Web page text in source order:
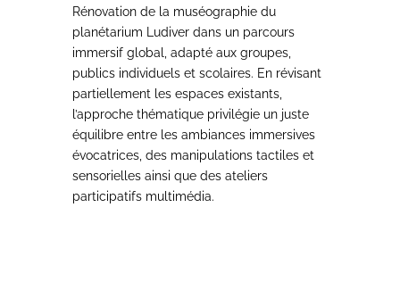
Rénovation de la muséographie du
planétarium Ludiver dans un parcours
immersif global, adapté aux groupes,
publics individuels et scolaires. En révisant
partiellement les espaces existants,
l’approche thématique privilégie un juste
équilibre entre les ambiances immersives
évocatrices, des manipulations tactiles et
sensorielles ainsi que des ateliers
participatifs multimédia.